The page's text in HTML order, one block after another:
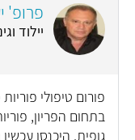
פרופ'
יילוד
פורום טיפולי
בתחום הפריון,
גופית. היכנסו